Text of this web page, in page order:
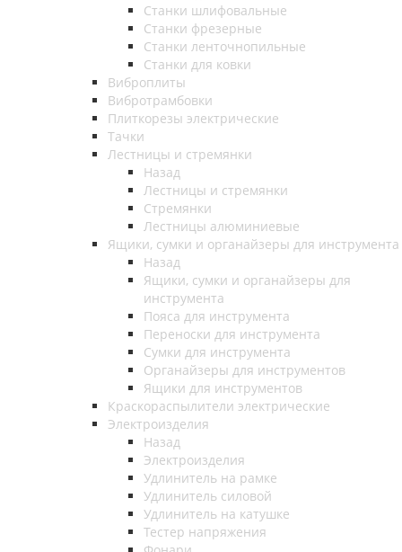
Станки шлифовальные
Станки фрезерные
Станки ленточнопильные
Станки для ковки
Виброплиты
Вибротрамбовки
Плиткорезы электрические
Тачки
Лестницы и стремянки
Назад
Лестницы и стремянки
Стремянки
Лестницы алюминиевые
Ящики, сумки и органайзеры для инструмента
Назад
Ящики, сумки и органайзеры для
инструмента
Пояса для инструмента
Переноски для инструмента
Сумки для инструмента
Органайзеры для инструментов
Ящики для инструментов
Краскораспылители электрические
Электроизделия
Назад
Электроизделия
Удлинитель на рамке
Удлинитель силовой
Удлинитель на катушке
Тестер напряжения